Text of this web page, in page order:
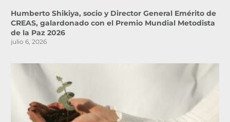
Humberto Shikiya, socio y Director General Emérito de
CREAS, galardonado con el Premio Mundial Metodista
de la Paz 2026
julio 6, 2026